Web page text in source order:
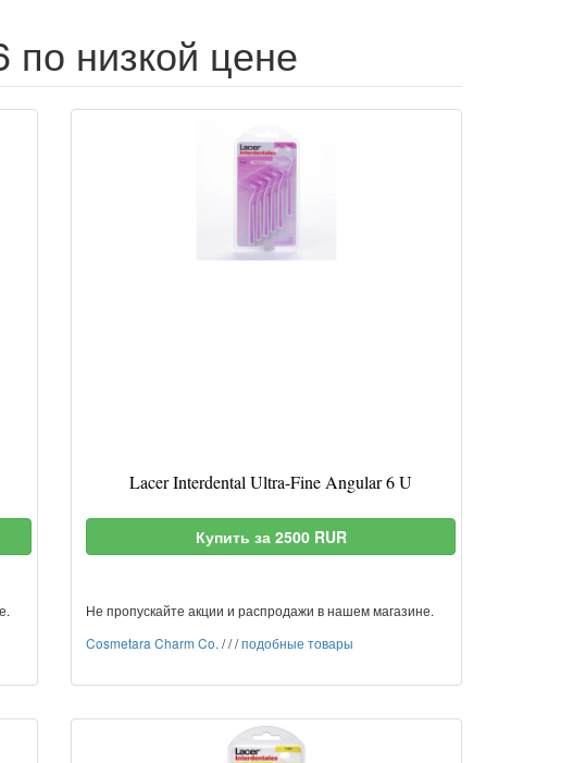
по низкой цене
Lacer Interdental Ultra-Fine Angular 6 U
Купить за 2500 RUR
Не пропускайте акции и распродажи в нашем магазине.
Cosmetara Charm Co. ///подобные товары